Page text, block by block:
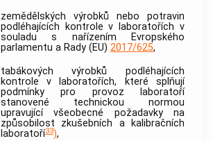
zemědělských výrobků nebo potravin
podléhajících kontrole v laboratořích v
souladu s nařízením Evropského
parlamentu a Rady (EU) 2017/625,
tabákových výrobků podléhajících
kontrole v laboratořích, které splňují
podmínky pro provoz laboratoří
stanovené technickou normou
upravující všeobecné požadavky na
způsobilost zkušebních a kalibračních
laboratoří33),